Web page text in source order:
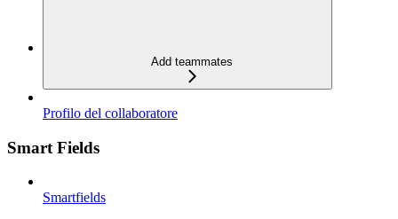
Add teammates
Profilo del collaboratore
Smart Fields
Smartfields